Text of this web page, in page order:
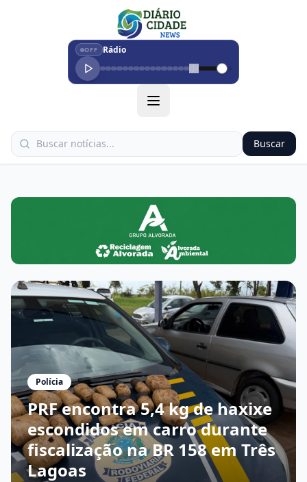
OFF Rádio
Buscar
Polícia
PRF encontra 5,4 kg de haxixe
escondidos em carro durante
fiscalização na BR 158 em Três
Lagoas